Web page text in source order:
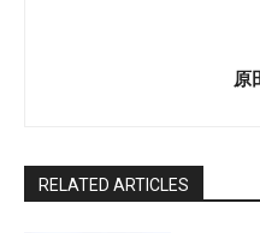
RELATED ARTICLES